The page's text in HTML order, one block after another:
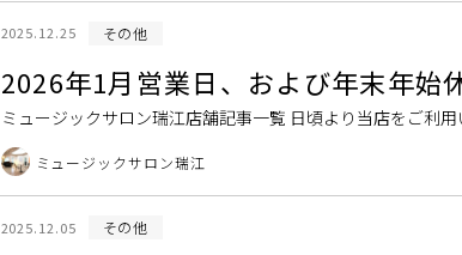
2025.12.25 その他
2026年1月営業日、および年末年始
ミュージックサロン瑞江店舗記事一覧 日頃より当店をご利
クサロン瑞江 2026年1月営業日、および年末年始営業日に […]
ミュージックサロン瑞江
2025.12.05 その他